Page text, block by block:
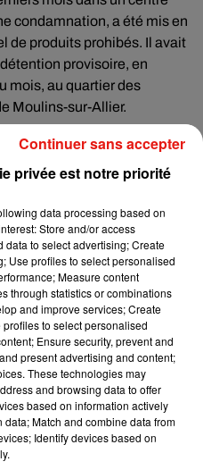
condamnation, a été mis en
de produits prohibés. Il avait
provisoire, en
mois, au quartier des
Moulins-sur-Allier.
s’essaye à la vie de chatelain
clip
enfin le remix de « Love
» avec Kylie Minogue
privée est notre priorité
data processing based on
Store and/or access
to select advertising; Create
Use profiles to select personalised
Measure content
through statistics or combinations
and improve services; Create
to select personalised
Ensure security, prevent and
present advertising and content;
These technologies may
and browsing data to offer
based on information actively
Match and combine data from
Identify devices based on
Continuer sans accepter